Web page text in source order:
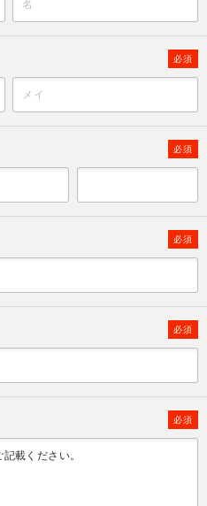
必須
必須
必須
必須
必須